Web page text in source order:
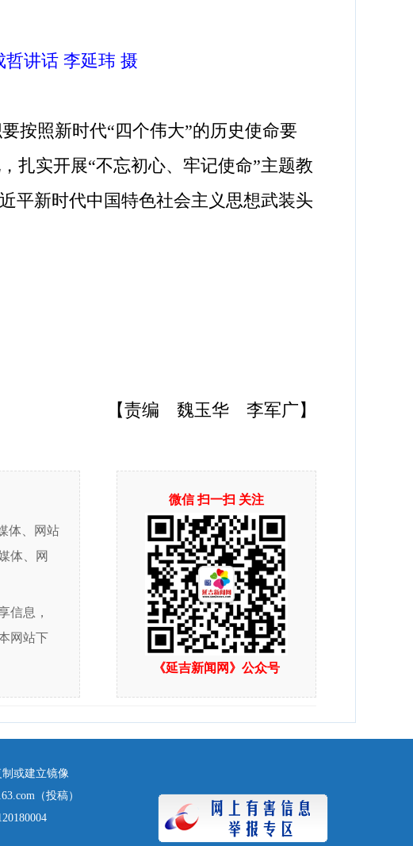
讲话 李延玮 摄
照新时代“四个伟大”的历史使命要
扎实开展“不忘初心、牢记使命”主题教
平新时代中国特色社会主义思想武装头
【责编 魏玉华 李军广】
微信 扫一扫 关注
《延吉新闻网》公众号
体、网站
体、网
信息，
网站下
或建立镜像
（投稿）